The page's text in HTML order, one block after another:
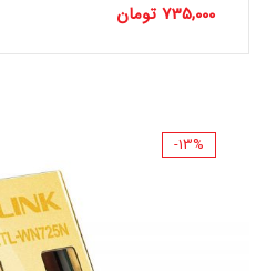
735,000 تومان
-13%